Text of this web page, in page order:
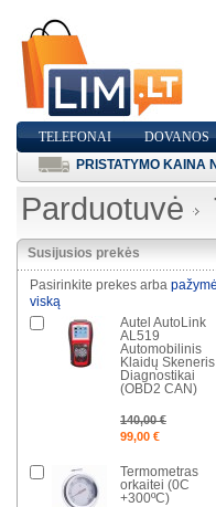
TELEFONAI DOVANOS
PRISTATYMO KAINA
Parduotuvė
Susijusios prekės
Pasirinkite prekes arba
viską
Autel AutoLink
AL519
Automobilinis
Klaidų Skeneris
Diagnostikai
(OBD2 CAN)
140,00 €
99,00 €
Termometras
orkaitei (0C
+300ºC)